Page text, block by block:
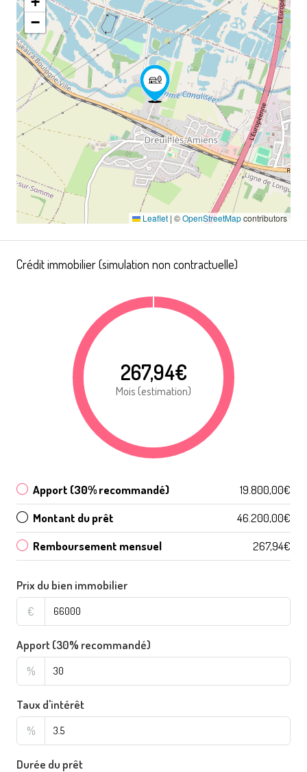
−
Leaflet | ©OpenStreetMapcontributors
Crédit immobilier (simulation non contractuelle)
267,94€
Mois (estimation)
Apport (30% recommandé)
19.800,00€
Montant du prêt
46.200,00€
Remboursement mensuel
267,94€
Prix du bien immobilier
€
Apport (30% recommandé)
%
Taux d'intérêt
%
Durée du prêt